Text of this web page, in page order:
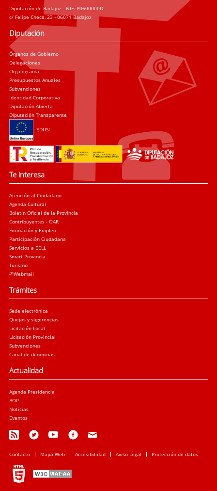
Diputación de Badajoz - NIF: P0600000D
c/ Felipe Checa, 23 - 06071 Badajoz
Diputación
Órganos de Gobierno
Delegaciones
Organigrama
Presupuestos Anuales
Subvenciones
Identidad Corporativa
Diputación Abierta
Diputación Transparente
EDUSI
Te interesa
Atención al Ciudadano
Agenda Cultural
Boletín Oficial de la Provincia
Contribuyentes - OAR
Formación y Empleo
Participación Ciudadana
Servicios a EELL
Smart Provincia
Turismo
@Webmail
Trámites
Sede electrónica
Quejas y sugerencias
Licitación Local
Licitación Provincial
Subvenciones
Canal de denuncias
Actualidad
Agenda Presidencia
BOP
Noticias
Eventos
Contacto Mapa Web Accesibilidad Aviso Legal Protección de datos